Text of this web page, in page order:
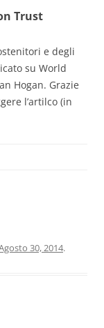
Trust
e degli
su World
Hogan. Grazie
l’artilco (in
30, 2014.